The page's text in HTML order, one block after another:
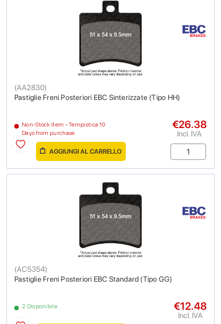
Pastiglie Freni Posteriori EBC Sinterizzate (Tipo HH)
(AA2830)
Non-Stock Item - Tempistica 10
Days from purchase
€26.38
Incl. IVA
AGGIUNGI AL CARRELLO
Pastiglie Freni Posteriori EBC Standard (Tipo GG)
(AC5354)
2 Disponibile €12.48
Incl. IVA